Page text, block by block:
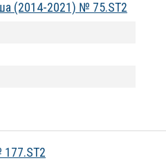
(2014-2021) № 75.ST2